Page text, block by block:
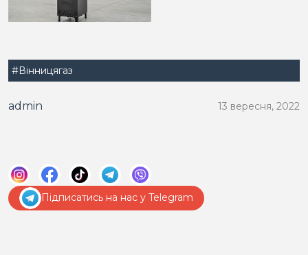
#Вінницягаз
admin 13 вересня, 2022
Підписатись на нас у Telegram